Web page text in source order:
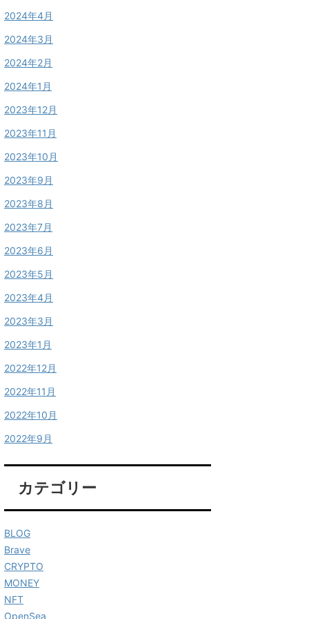
2024年4月
2024年3月
2024年2月
2024年1月
2023年12月
2023年11月
2023年10月
2023年9月
2023年8月
2023年7月
2023年6月
2023年5月
2023年4月
2023年3月
2023年1月
2022年12月
2022年11月
2022年10月
2022年9月
カテゴリー
BLOG
Brave
CRYPTO
MONEY
NFT
OpenSea